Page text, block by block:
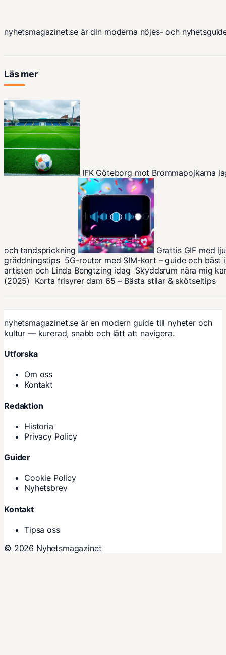
nyhetsmagazinet.se är din moderna nöjes- och
Läs mer
IFK Göteborg mot Brommapojkarna
och tandsprickning
Grattis GIF med
gräddningstips 5G-router med SIM-kort – guide och bäst
artisten och Linda Bengtzing idag Skyddsrum nära mig
(2025)
Korta frisyrer dam 65 – Bästa stilar & skötseltips
nyhetsmagazinet.se är en modern guide till nyheter och
kultur — kurerad, snabb och lätt att navigera.
Utforska
Om oss
Kontakt
Redaktion
Historia
Privacy Policy
Guider
Cookie Policy
Nyhetsbrev
Kontakt
Tipsa oss
© 2026 Nyhetsmagazinet